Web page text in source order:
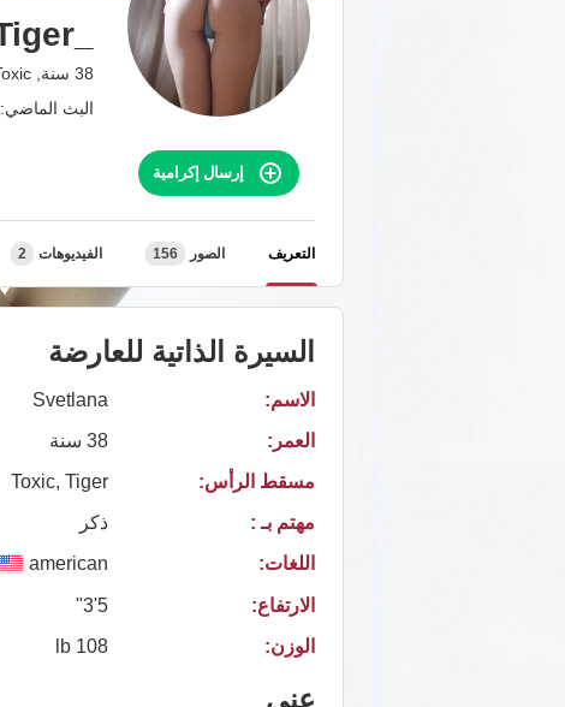
38 سنة, Toxic
البث الماضي: 7 منذ ساعات
إرسال إكرامية
التعريف الصور 156 الفيديوهات 2
السيرة الذاتية للعارضة
الاسم:
Svetlana
العمر:
38 سنة
مسقط الرأس:
Toxic, Tiger
مهتم بـ :
ذكر
اللغات:
american
الارتفاع:
5'3"
الوزن:
108 lb
عني